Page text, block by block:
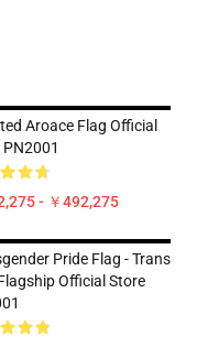
Aroace Flag Official
- ￥492,275
Pride Flag - Trans
Official Store